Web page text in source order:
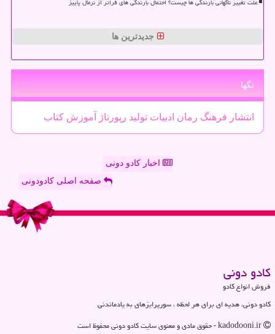
علت تغییر ناگهانی بارندگی ها چیست؟ احتمال بارندگی های فراتر از نرمال پاییز
جدیدترین ها
تگها
انتشار فرهنگ رمان ادبیات تولید رپورتاژ آموزش كتاب
اخبار کادو دونی
صفحه اصلی کادودونی
كادو دونی
فروش انواع کادو
کادو دونی، هدیه ای برای هر لحظه ، سورپرایزهای به یادماندنی